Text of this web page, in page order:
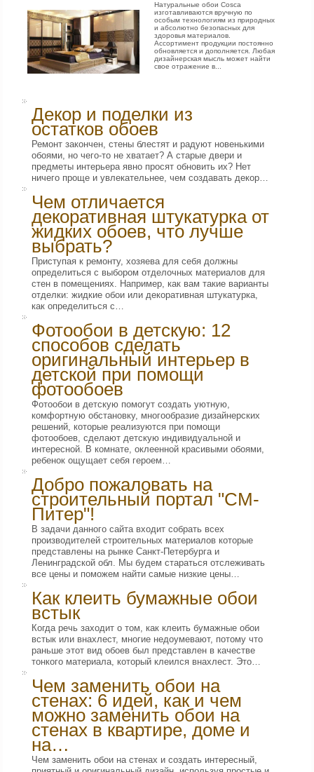
Натуральные обои Сosca
изготавливаются вручную по
особым технологиям из природных
и абсолютно безопасных для
здоровья материалов.
Ассортимент продукции постоянно
обновляется и дополняется. Любая
дизайнерская мысль может найти
свое отражение в...
Декор и поделки из
остатков обоев
Ремонт закончен, стены блестят и радуют новенькими
обоями, но чего-то не хватает? А старые двери и
предметы интерьера явно просят обновить их? Нет
ничего проще и увлекательнее, чем создавать декор…
Чем отличается
декоративная штукатурка от
жидких обоев, что лучше
выбрать?
Приступая к ремонту, хозяева для себя должны
определиться с выбором отделочных материалов для
стен в помещениях. Например, как вам такие варианты
отделки: жидкие обои или декоративная штукатурка,
как определиться с…
Фотообои в детскую: 12
способов сделать
оригинальный интерьер в
детской при помощи
фотообоев
Фотообои в детскую помогут создать уютную,
комфортную обстановку, многообразие дизайнерских
решений, которые реализуются при помощи
фотообоев, сделают детскую индивидуальной и
интересной. В комнате, оклеенной красивыми обоями,
ребенок ощущает себя героем…
Добро пожаловать на
строительный портал "СМ-
Питер"!
В задачи данного сайта входит собрать всех
производителей строительных материалов которые
представлены на рынке Санкт-Петербурга и
Ленинградской обл. Мы будем стараться отслеживать
все цены и поможем найти самые низкие цены…
Как клеить бумажные обои
встык
Когда речь заходит о том, как клеить бумажные обои
встык или внахлест, многие недоумевают, потому что
раньше этот вид обоев был представлен в качестве
тонкого материала, который клеился внахлест. Это…
Чем заменить обои на
стенах: 6 идей, как и чем
можно заменить обои на
стенах в квартире, доме и
на…
Чем заменить обои на стенах и создать интересный,